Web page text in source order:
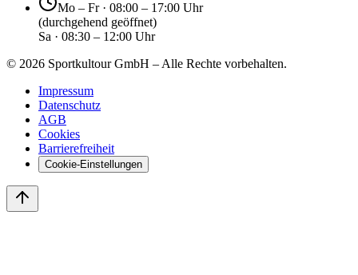
Mo – Fr · 08:00 – 17:00 Uhr
(durchgehend geöffnet)
Sa · 08:30 – 12:00 Uhr
© 2026 Sportkultour GmbH – Alle Rechte vorbehalten.
Impressum
Datenschutz
AGB
Cookies
Barrierefreiheit
Cookie-Einstellungen